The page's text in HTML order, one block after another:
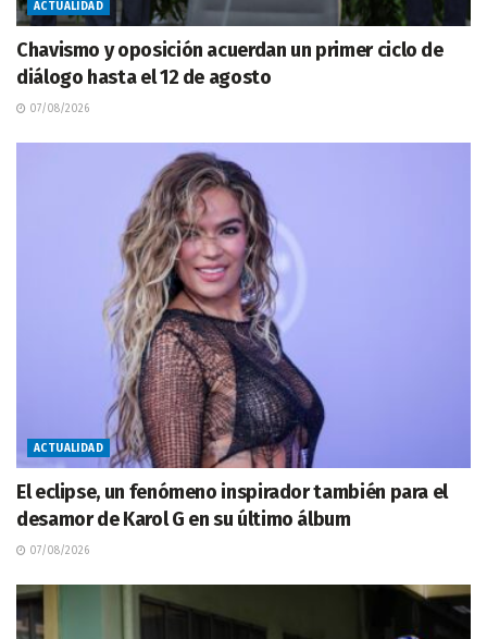
ACTUALIDAD
Chavismo y oposición acuerdan un primer ciclo de
diálogo hasta el 12 de agosto
07/08/2026
ACTUALIDAD
El eclipse, un fenómeno inspirador también para el
desamor de Karol G en su último álbum
07/08/2026